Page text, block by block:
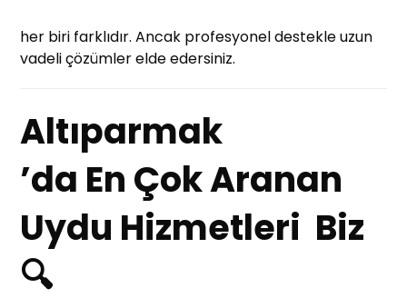
her biri farklıdır. Ancak profesyonel destekle uzun
vadeli çözümler elde edersiniz.
Altıparmak
’da En Çok Aranan
Uydu Hizmetleri Biz
🔍